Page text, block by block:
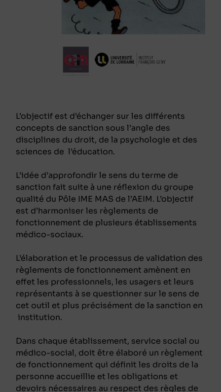
L’objectif est d’échanger sur les différents
concepts de sanction sous l’angle des
disciplines du droit, de la psychologie et des
sciences de l’éducation.
L’idée d’approfondir le sens du terme de
sanction fait suite à une réflexion du groupe
qualité du Pôle IME MAS de l’AEIM. L’objectif
est d’harmoniser les règlements de
fonctionnement de plusieurs établissements
médico-sociaux.
L’élaboration et le processus de validation des
règlements de fonctionnement amènent en
effet les professionnels, les usagers et leurs
représentants à se questionner sur le sens de
cet outil et plus précisément de la sanction en
institution.
Dans chaque établissement, service social ou
médico-social, doit être élaboré un règlement
de fonctionnement qui définit les droits de la
personne accueillie et les obligations et
devoirs nécessaires au respect des règles de